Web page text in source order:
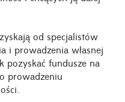
od specjalistów
i prowadzenia własnej
pozyskać fundusze na
prowadzeniu